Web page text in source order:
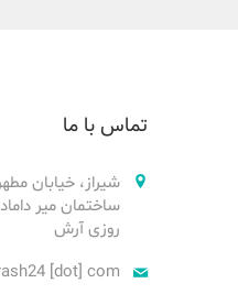
تماس با ما
شیراز، خیابان
روزی آرش
[dot] com